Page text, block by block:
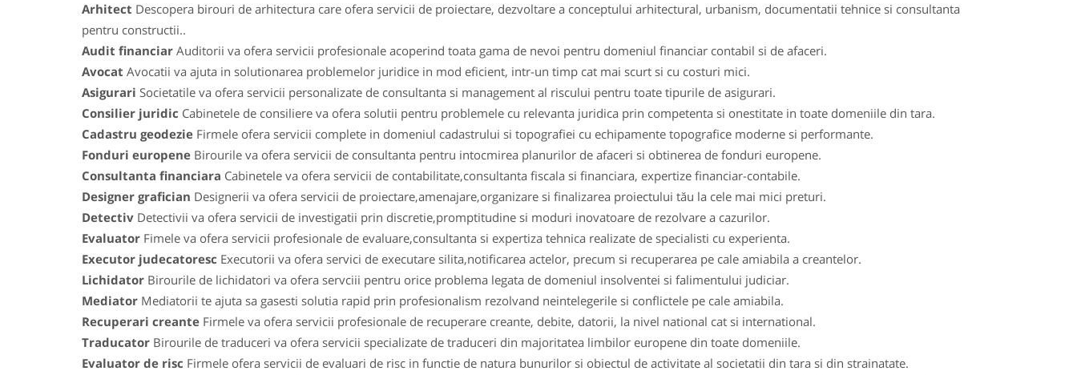
Arhitect Descopera birouri de arhitectura care ofera servicii de proiectare, dezvoltare a conceptului arhitectural, urbanism, documentatii tehnice si consultanta
pentru constructii..
Audit financiar Auditorii va ofera servicii profesionale acoperind toata gama de nevoi pentru domeniul financiar contabil si de afaceri.
Avocat Avocatii va ajuta in solutionarea problemelor juridice in mod eficient, intr-un timp cat mai scurt si cu costuri mici.
Asigurari Societatile va ofera servicii personalizate de consultanta si management al riscului pentru toate tipurile de asigurari.
Consilier juridic Cabinetele de consiliere va ofera solutii pentru problemele cu relevanta juridica prin competenta si onestitate in toate domeniile din tara.
Cadastru geodezie Firmele ofera servicii complete in domeniul cadastrului si topografiei cu echipamente topografice moderne si performante.
Fonduri europene Birourile va ofera servicii de consultanta pentru intocmirea planurilor de afaceri si obtinerea de fonduri europene.
Consultanta financiara Cabinetele va ofera servicii de contabilitate,consultanta fiscala si financiara, expertize financiar-contabile.
Designer grafician Designerii va ofera servicii de proiectare,amenajare,organizare si finalizarea proiectului tău la cele mai mici preturi.
Detectiv Detectivii va ofera servicii de investigatii prin discretie,promptitudine si moduri inovatoare de rezolvare a cazurilor.
Evaluator Fimele va ofera servicii profesionale de evaluare,consultanta si expertiza tehnica realizate de specialisti cu experienta.
Executor judecatoresc Executorii va ofera servici de executare silita,notificarea actelor, precum si recuperarea pe cale amiabila a creantelor.
Lichidator Birourile de lichidatori va ofera servciii pentru orice problema legata de domeniul insolventei si falimentului judiciar.
Mediator Mediatorii te ajuta sa gasesti solutia rapid prin profesionalism rezolvand neintelegerile si conflictele pe cale amiabila.
Recuperari creante Firmele va ofera servicii profesionale de recuperare creante, debite, datorii, la nivel national cat si international.
Traducator Birourile de traduceri va ofera servicii specializate de traduceri din majoritatea limbilor europene din toate domeniile.
Evaluator de risc Firmele ofera servicii de evaluari de risc in functie de natura bunurilor si obiectul de activitate al societatii din tara si din strainatate.